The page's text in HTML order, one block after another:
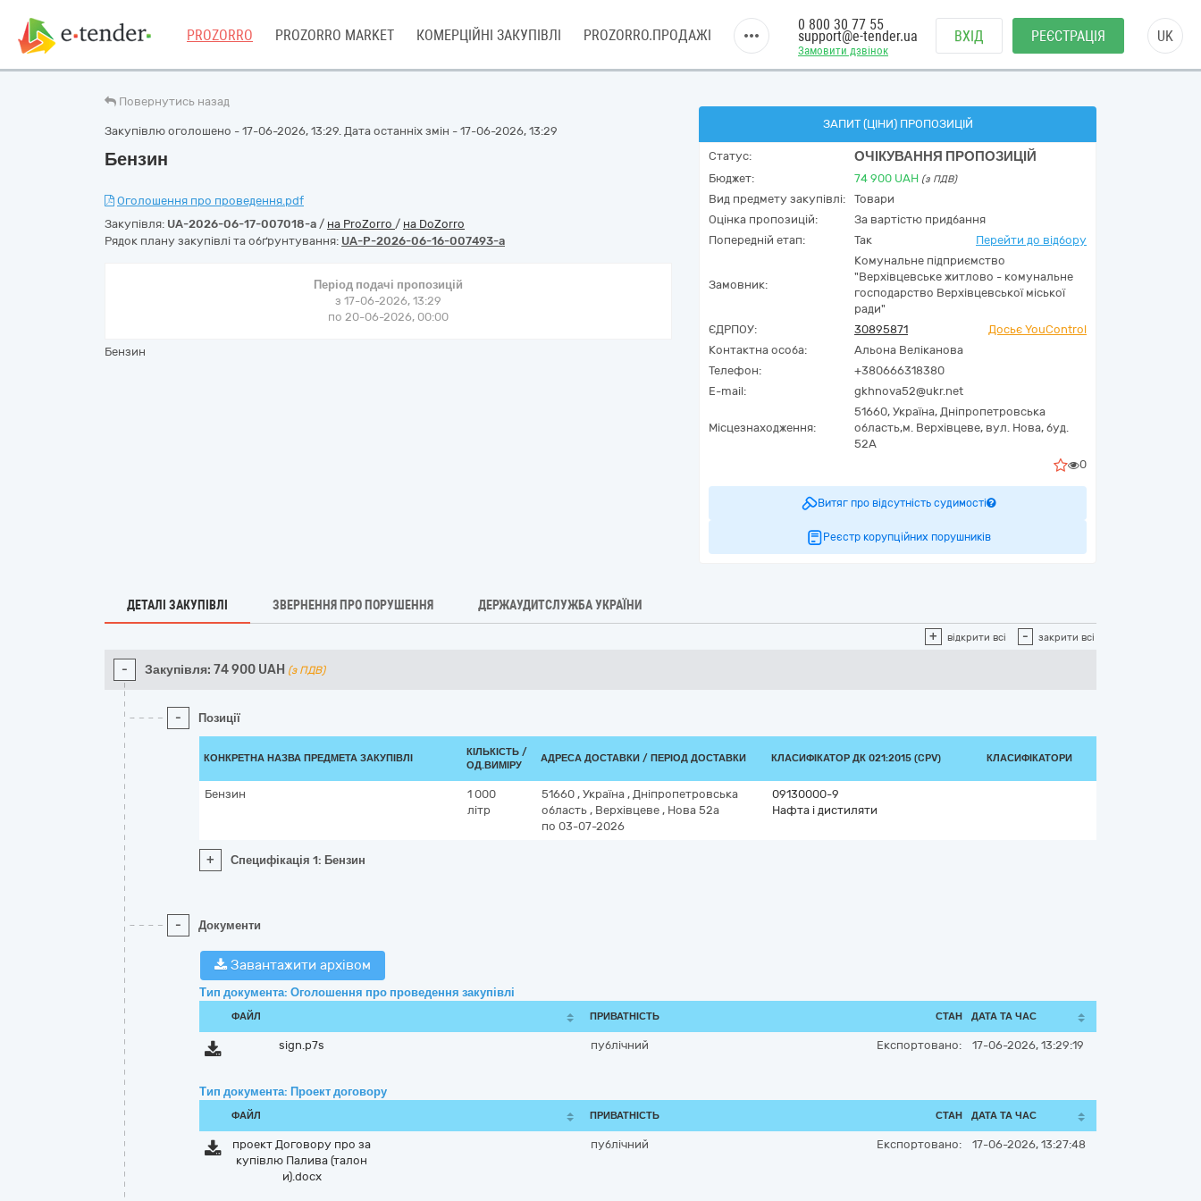
PROZORRO PROZORRO MARKET КОМЕРЦІЙНІ ЗАКУПІВЛІ PROZORRO.ПРОДАЖІ
Замовити дзвінок
0 800 30 77 55
support@e-tender.ua ВХІД РЕЄСТРАЦІЯ UK
Повернутись назад
Закупівлю оголошено - 17-06-2026, 13:29. Дата останніх змін - 17-06-2026, 13:29
Бензин
Оголошення про проведення.pdf
Закупівля: UA-2026-06-17-007018-a / на ProZorro / на DoZorro
Рядок плану закупівлі та обґрунтування: UA-P-2026-06-16-007493-a
Період подачі пропозицій
з 17-06-2026, 13:29
по 20-06-2026, 00:00
Бензин
ЗАПИТ (ЦІНИ) ПРОПОЗИЦІЙ
Статус: ОЧІКУВАННЯ ПРОПОЗИЦІЙ
Бюджет: 74 900 UAH (з ПДВ)
Вид предмету закупівлі:
Товари
Оцінка пропозицій:
За вартістю придбання
Попередній етап:
Так Перейти до відбору
Замовник:
Комунальне підприємство
"Верхівцевське житлово - комунальне
господарство Верхівцевської міської
ради"
ЄДРПОУ:
30895871
Досьє YouControl
Контактна особа:
Альона Веліканова
Телефон:
+380666318380
E-mail:
gkhnova52@ukr.net
Місцезнаходження:
51660, Україна, Дніпропетровська
область,м. Верхівцеве, вул. Нова, буд.
52А
0
Витяг про відсутність судимості
Реєстр корупційних порушників
ДЕТАЛІ ЗАКУПІВЛІ ЗВЕРНЕННЯ ПРО ПОРУШЕННЯ ДЕРЖАУДИТСЛУЖБА УКРАЇНИ
+ відкрити всі - закрити всі
- Закупівля: 74 900 UAH (з ПДВ)
- Позиції
КОНКРЕТНА НАЗВА ПРЕДМЕТА ЗАКУПІВЛІ
КІЛЬКІСТЬ /
ОД.ВИМІРУ
АДРЕСА ДОСТАВКИ / ПЕРІОД ДОСТАВКИ КЛАСИФІКАТОР ДК 021:2015 (CPV) КЛАСИФІКАТОРИ
Бензин
1 000
літр
51660 , Україна , Дніпропетровська
область , Верхівцеве , Нова 52а
по 03-07-2026
09130000-9
Нафта і дистиляти
+ Специфікація 1: Бензин
- Документи
Завантажити архівом
Тип документа: Оголошення про проведення закупівлі
ФАЙЛ ПРИВАТНІСТЬ СТАН ДАТА ТА ЧАС
sign.p7s публічний Експортовано: 17-06-2026, 13:29:19
Тип документа: Проект договору
ФАЙЛ ПРИВАТНІСТЬ СТАН ДАТА ТА ЧАС
проект Договору про за
купівлю Палива (талон
и).docx
публічний Експортовано: 17-06-2026, 13:27:48